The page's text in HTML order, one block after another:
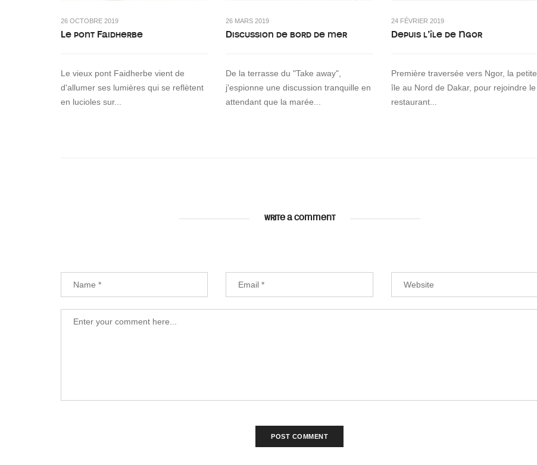
26 OCTOBRE 2019
Le pont Faidherbe
Le vieux pont Faidherbe vient de
d'allumer ses lumières qui se reflètent
en lucioles sur...
26 MARS 2019
Discussion de bord de mer
De la terrasse du "Take away",
j'espionne une discussion tranquille en
attendant que la marée...
24 FÉVRIER 2019
Depuis l’île de Ngor
Première traversée vers Ngor, la petite
île au Nord de Dakar, pour rejoindre le
restaurant...
WRITE A COMMENT